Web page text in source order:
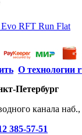
RFT Run Flat
О технологии
Петербург
канала
385-57-51